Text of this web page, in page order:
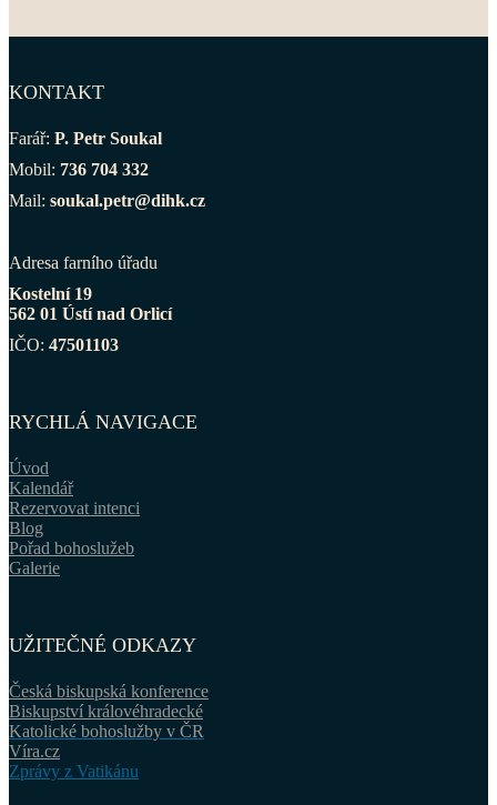
KONTAKT
Farář: P. Petr Soukal
Mobil: 736 704 332
Mail: soukal.petr@dihk.cz
Adresa farního úřadu
Kostelní 19
562 01 Ústí nad Orlicí
IČO: 47501103
RYCHLÁ NAVIGACE
Úvod
Kalendář
Rezervovat intenci
Blog
Pořad bohoslužeb
Galerie
UŽITEČNÉ ODKAZY
Česká biskupská konference
Biskupství královéhradecké
Katolické bohoslužby v ČR
Víra.cz
Zprávy z Vatikánu